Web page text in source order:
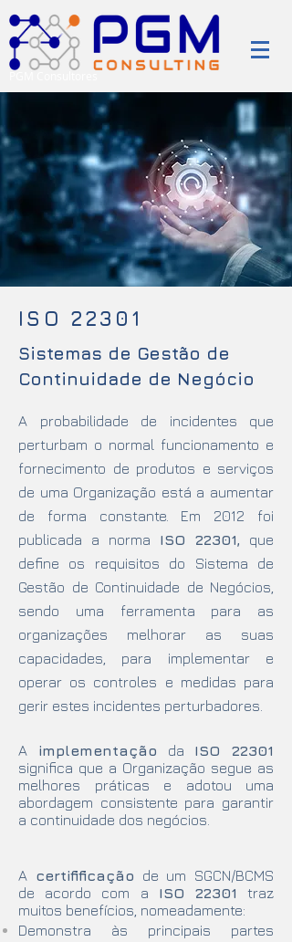
ISO 22301
Sistemas de Gestão de
Continuidade de Negócio
A probabilidade de incidentes que
perturbam o normal funcionamento e
fornecimento de produtos e serviços
de uma Organização está a aumentar
de forma constante. Em 2012 foi
publicada a norma ISO 22301, que
define os requisitos do Sistema de
Gestão de Continuidade de Negócios,
sendo uma ferramenta para as
organizações melhorar as suas
capacidades, para implementar e
operar os controles e medidas para
gerir estes incidentes perturbadores.
A implementação da ISO 22301
significa que a Organização segue as
melhores práticas e adotou uma
abordagem consistente para garantir
a continuidade dos negócios.
A certifificação de um SGCN/BCMS
de acordo com a ISO 22301
traz
muitos benefícios, nomeadamente:
Demonstra às principais partes